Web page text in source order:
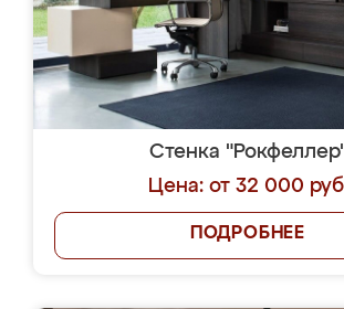
Стенка
Цена: от 32 000
ПОДРОБНЕЕ